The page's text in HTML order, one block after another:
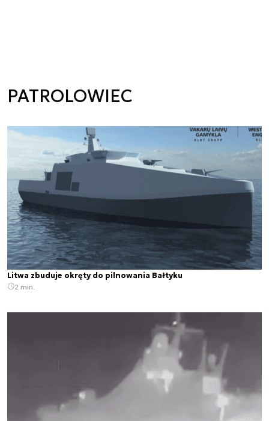
PATROLOWIEC
Litwa zbuduje okręty do pilnowania Bałtyku
2 min.